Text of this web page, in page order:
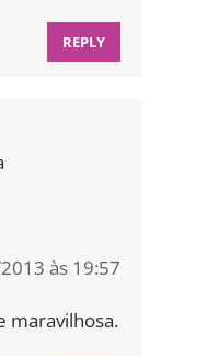
REPLY
às 19:57
maravilhosa.